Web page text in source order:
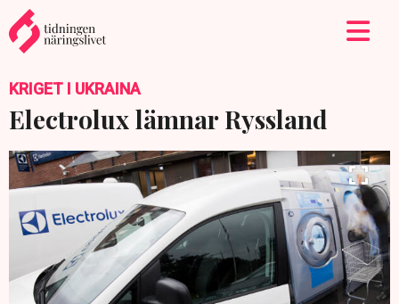
KRIGET I UKRAINA
Electrolux lämnar Ryssland